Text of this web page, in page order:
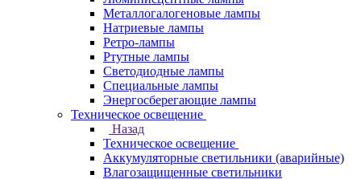
Металлогалогеновые лампы
Натриевые лампы
Ретро-лампы
Ртутные лампы
Светодиодные лампы
Специальные лампы
Энергосберегающие лампы
Техническое освещение
Назад
Техническое освещение
Аккумуляторные светильники (аварийные)
Влагозащищенные светильники